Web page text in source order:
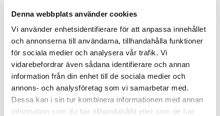
Denna webbplats använder cookies
Vi använder enhetsidentifierare för att anpassa innehållet
och annonserna till användarna, tillhandahålla funktioner
för sociala medier och analysera vår trafik. Vi
vidarebefordrar även sådana identifierare och annan
information från din enhet till de sociala medier och
annons- och analysföretag som vi samarbetar med.
Dessa kan i sin tur kombinera informationen med annan
information som du har tillhandahållit eller som de har
Mikael Nilsson, Imtech Elteknik i Linköping, tel 010-472 45 56 ,
mikael.nilsson@imtech.se
Thomas Rebermark, informations- och marknadschef Imtech
Nordic, tel 010-475 39 81,thomas.rebermark@imtech.se
Imtech Nordic, med huvudkontor i Stockholm, har blivit en av